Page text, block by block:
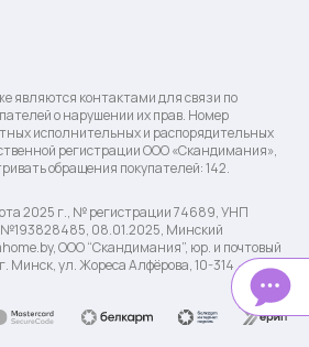
являются контактами для связи по
о нарушении их прав. Номер
исполнительных и распорядительных
регистрации ООО «Скандимания»,
обращения покупателей: 142.
2025 г., № регистрации 74689, УНП
08.01.2025, Минский
ООО “Скандимания”, юр. и почтовый
Минск, ул. Жореса Алфёрова, 10-314